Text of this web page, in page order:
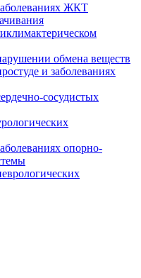
ЖКТ
обмена веществ
и заболеваниях
сосудистых
опорно-